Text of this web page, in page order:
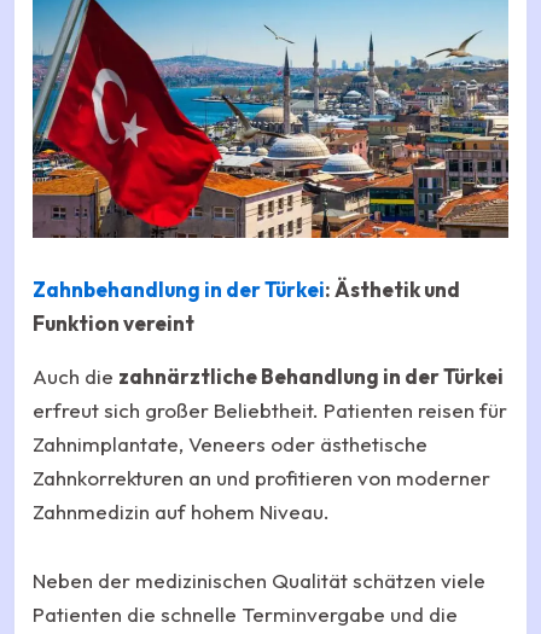
Zahnbehandlung in der Türkei: Ästhetik und
Funktion vereint
Auch die zahnärztliche Behandlung in der Türkei
erfreut sich großer Beliebtheit. Patienten reisen für
Zahnimplantate, Veneers oder ästhetische
Zahnkorrekturen an und profitieren von moderner
Zahnmedizin auf hohem Niveau.
Neben der medizinischen Qualität schätzen viele
Patienten die schnelle Terminvergabe und die